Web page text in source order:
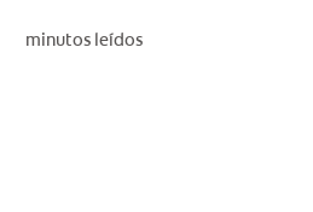
minutos leídos